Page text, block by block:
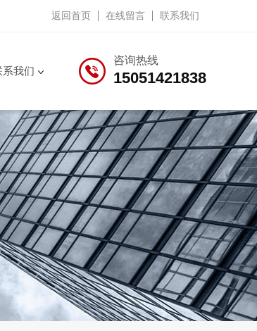
返回首页 在线留言 联系我们
咨询热线
15051421838
系我们